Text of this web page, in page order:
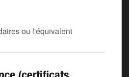
ou l'équivalent